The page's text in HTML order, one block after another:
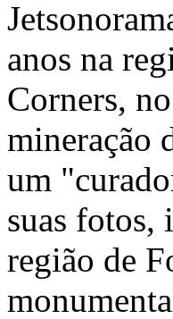
anos na
Corners,
mineração
um
suas fotos,
região de